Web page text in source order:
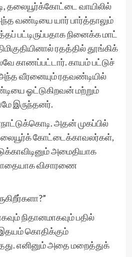
தலையூர்க்கோட்டை வாயிலில்
வண்டியை யார் பார்த்தாலும்
பட்டிருப்பதாக நினைக்க மாட்
ரதத்தில் தூங்கிக்
காணப்பட்டார். காயம் பட்டுச்
வீரனையும் ரதவண்டியில்
ஓட்டுகிறவன் மற்றும்
இருந்தனர்.
அதன் முகப்பில்
கோட்டைக்காவலர்கள்,
அமைதியாக
விசாரணை
நிதானமாகவும் பதில்
கொதிக்கும்
எனினும் அதை மறைத்துக்